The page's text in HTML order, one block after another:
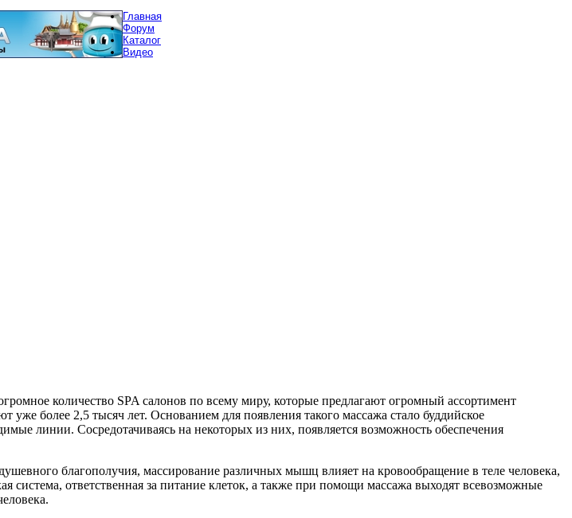
Главная
Форум
Каталог
Видео
количество SPA салонов по всему миру, которые предлагают огромный ассортимент
более 2,5 тысяч лет. Основанием для появления такого массажа стало буддийское
линии. Сосредотачиваясь на некоторых из них, появляется возможность обеспечения
благополучия, массирование различных мышц влияет на кровообращение в теле человека,
система, ответственная за питание клеток, а также при помощи массажа выходят всевозможные